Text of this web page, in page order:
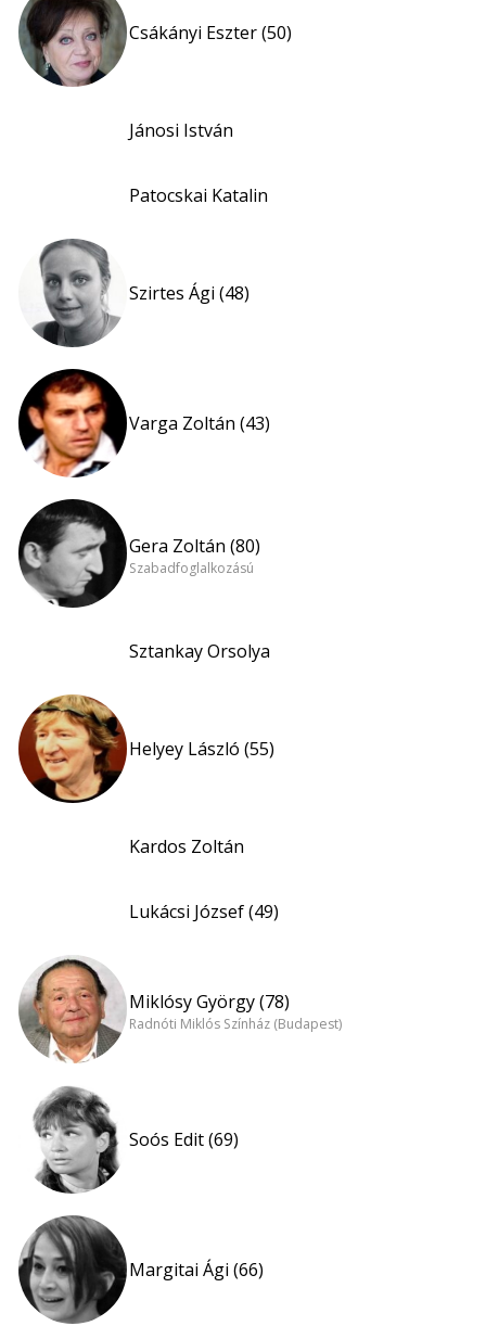
Csákányi Eszter (50)
Jánosi István
Patocskai Katalin
Szirtes Ági (48)
Varga Zoltán (43)
Gera Zoltán (80)
Szabadfoglalkozású
Sztankay Orsolya
Helyey László (55)
Kardos Zoltán
Lukácsi József (49)
Miklósy György (78)
Radnóti Miklós Színház (Budapest)
Soós Edit (69)
Margitai Ági (66)